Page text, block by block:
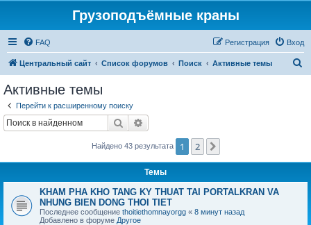
Грузоподъёмные краны
FAQ Вход
Регистрация
Центральный сайт Список форумов Поиск Активные темы
Активные темы
Перейти к расширенному поиску
Поиск
Найдено 43 результата 1 2
Темы
KHAM PHA KHO TANG KY THUAT TAI PORTALKRAN VA
NHUNG BIEN DONG THOI TIET
Последнее сообщение thoitiethomnayorgg « 8 минут назад
Добавлено в форуме Другое